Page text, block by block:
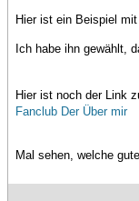
Hier ist ein Beispiel
Ich habe ihn gewählt,
Hier ist noch der Link
Fanclub Der Über mir
Mal sehen, welche